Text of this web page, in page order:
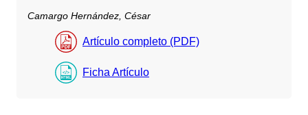
Camargo Hernández, César
Artículo completo (PDF)
Ficha Artículo